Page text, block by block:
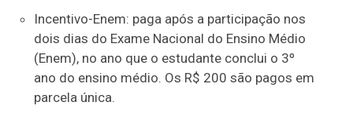
Incentivo-Enem: paga após a participação nos
dois dias do Exame Nacional do Ensino Médio
(Enem), no ano que o estudante conclui o 3º
ano do ensino médio. Os R$ 200 são pagos em
parcela única.